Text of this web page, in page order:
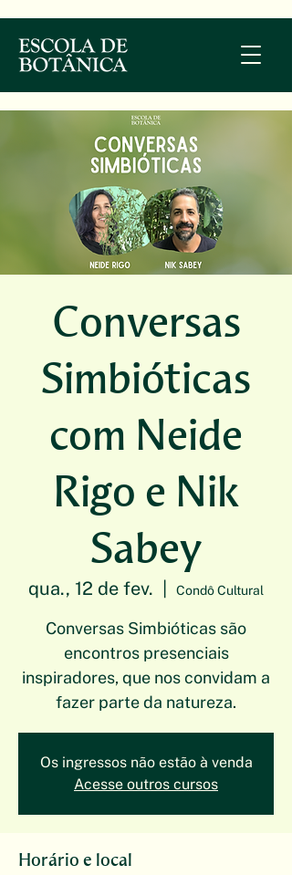
Conversas
Simbióticas
com Neide
Rigo e Nik
Sabey
qua., 12 de fev. Condô Cultural
Conversas Simbióticas são
encontros presenciais
inspiradores, que nos convidam a
fazer parte da natureza.
Os ingressos não estão à venda
Acesse outros cursos
Horário e local